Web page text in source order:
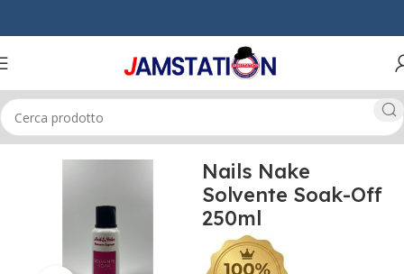
Home MANI & PIEDI SOLVENTI UNGHIE
Nails Nake
Solvente Soak-Off
250ml